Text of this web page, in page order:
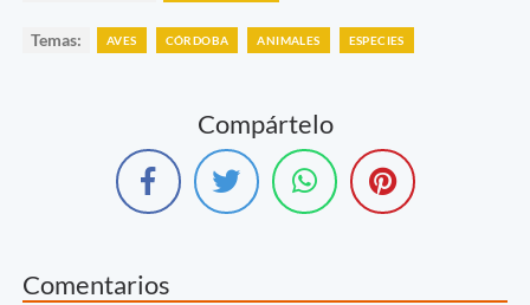
Temas: AVES CÓRDOBA ANIMALES ESPECIES
Compártelo
Comentarios